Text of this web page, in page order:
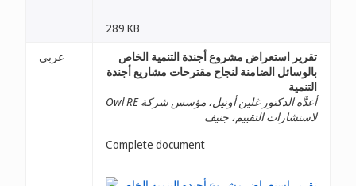
289 KB
عربي
تقرير استعراض مشروع أجندة التنمية الخاص
بالوسائل الضامنة لنجاح مقترحات مشاريع أجندة
التنمية
أعدَّه الدكتور غلين أونيل، مؤسس شركة Owl RE
لاستشارات التقييم، جنيف
Complete document